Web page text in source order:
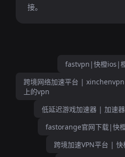
接。
fastvpn|快橙ios|
跨境网络加速平台 |
上的vpn
低延迟游戏加速器 | 加速
fastorange官网下载|快
跨境加速VPN平台 | 快